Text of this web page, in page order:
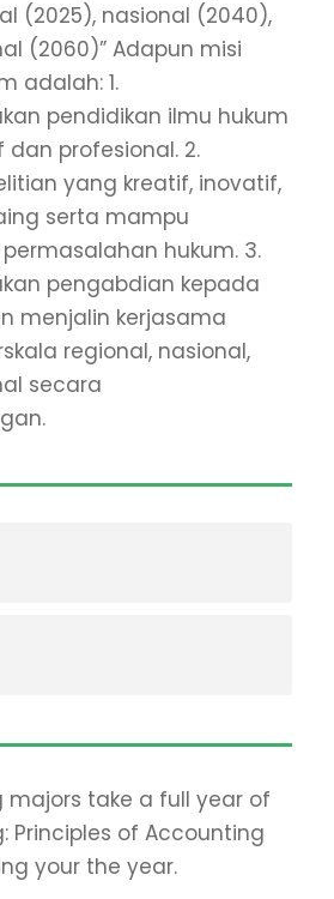
(2025), nasional (2040),
(2060)” Adapun misi
adalah: 1.
pendidikan ilmu hukum
profesional. 2.
yang kreatif, inovatif,
serta mampu
hukum. 3.
pengabdian kepada
menjalin kerjasama
regional, nasional,
secara
majors take a full year of
Principles of Accounting
your the year.